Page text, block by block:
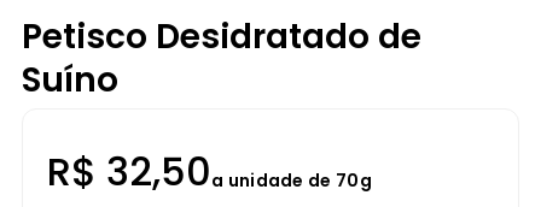
Petisco Desidratado de
Suíno
R$ 32,50a unidade de 70g